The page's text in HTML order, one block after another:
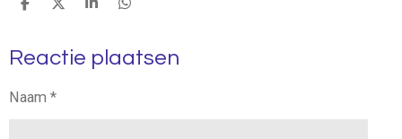
D
e
D
l
S
r
e
D
e
Reactie plaatsen
Naam *